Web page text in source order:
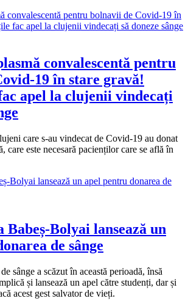
convalescentă pentru
19 în stare gravă!
apel la clujenii vindecați
care s-au vindecat de Covid-19 au donat
care este necesară pacienților care se află în
Babeș-Bolyai lansează un
de sânge
sânge a scăzut în această perioadă, însă
și lansează un apel către studenți, dar și
acest gest salvator de vieți.